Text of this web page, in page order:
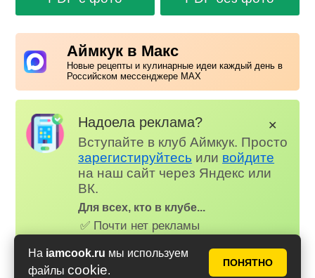
На iamcook.ru мы используем
файлы cookie.
ПОНЯТНО
Аймкук в Макс
Новые рецепты и кулинарные идеи каждый день в
Российском мессенджере MAX
Надоела реклама?
Вступайте в клуб Аймкук. Просто
зарегистируйтесь или войдите
на наш сайт через Яндекс или
ВК.
Для всех, кто в клубе...
✅ Почти нет рекламы
🤩 Планер питания
🤓 Журнал
✕